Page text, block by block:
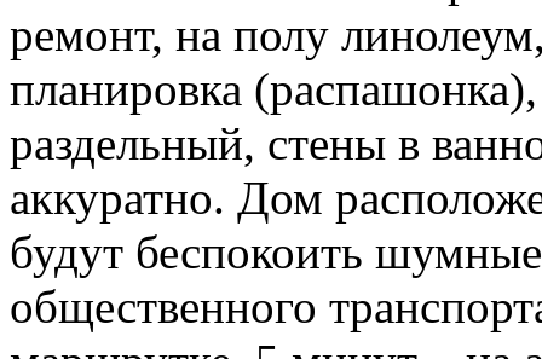
ремонт, на полу
планировка
раздельный, стены в
аккуратно. Дом
будут беспокоить
общественного